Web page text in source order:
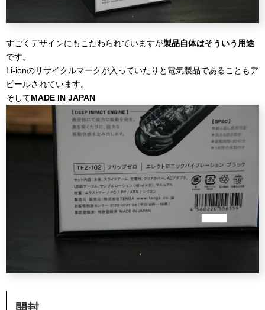
すごくデザインにもこだわられていますが製品自体はそういう用途
です。
Li-ionのリサイクルマークが入っていたりと電気製品であることもア
ピールされています。
そしてMADE IN JAPAN